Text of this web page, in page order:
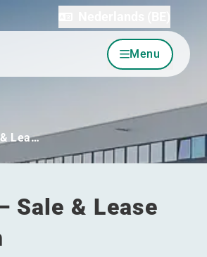
Menu
Lea…
Sale & Lease